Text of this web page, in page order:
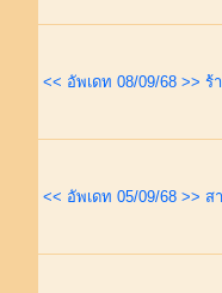
<< อัพเดท 08/09/68 >> ร้
<< อัพเดท 05/09/68 >>